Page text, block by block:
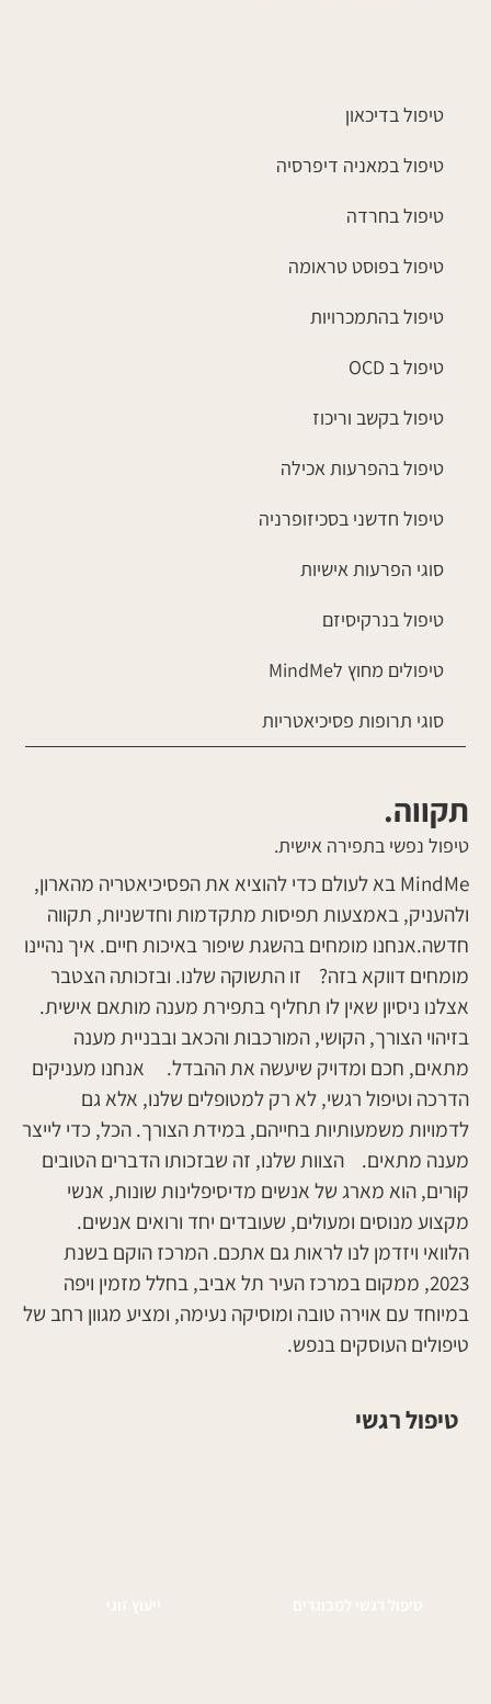
טיפול בדיכאון
טיפול במאניה דיפרסיה
טיפול בחרדה
טיפול בפוסט טראומה
טיפול בהתמכרויות
טיפול ב OCD
טיפול בקשב וריכוז
טיפול בהפרעות אכילה
טיפול חדשני בסכיזופרניה
סוגי הפרעות אישיות
טיפול בנרקיסיזם
טיפולים מחוץ לMindMe
סוגי תרופות פסיכיאטריות
תקווה.
טיפול נפשי בתפירה אישית.
MindMe בא לעולם כדי להוציא את הפסיכיאטריה מהארון,
ולהעניק, באמצעות תפיסות מתקדמות וחדשניות, תקווה
חדשה.אנחנו מומחים בהשגת שיפור באיכות חיים. איך נהיינו
מומחים דווקא בזה? זו התשוקה שלנו. ובזכותה הצטבר
אצלנו ניסיון שאין לו תחליף בתפירת מענה מותאם אישית.
בזיהוי הצורך, הקושי, המורכבות והכאב ובבניית מענה
מתאים, חכם ומדויק שיעשה את ההבדל. אנחנו מעניקים
הדרכה וטיפול רגשי, לא רק למטופלים שלנו, אלא גם
לדמויות משמעותיות בחייהם, במידת הצורך. הכל, כדי לייצר
מענה מתאים. הצוות שלנו, זה שבזכותו הדברים הטובים
קורים, הוא מארג של אנשים מדיסיפלינות שונות, אנשי
מקצוע מנוסים ומעולים, שעובדים יחד ורואים אנשים.
הלוואי ויזדמן לנו לראות גם אתכם. המרכז הוקם בשנת
2023, ממקום במרכז העיר תל אביב, בחלל מזמין ויפה
במיוחד עם אוירה טובה ומוסיקה נעימה, ומציע מגוון רחב של
טיפולים העוסקים בנפש.
טיפול רגשי
טיפול רגשי למבוגרים ייעוץ זוגי